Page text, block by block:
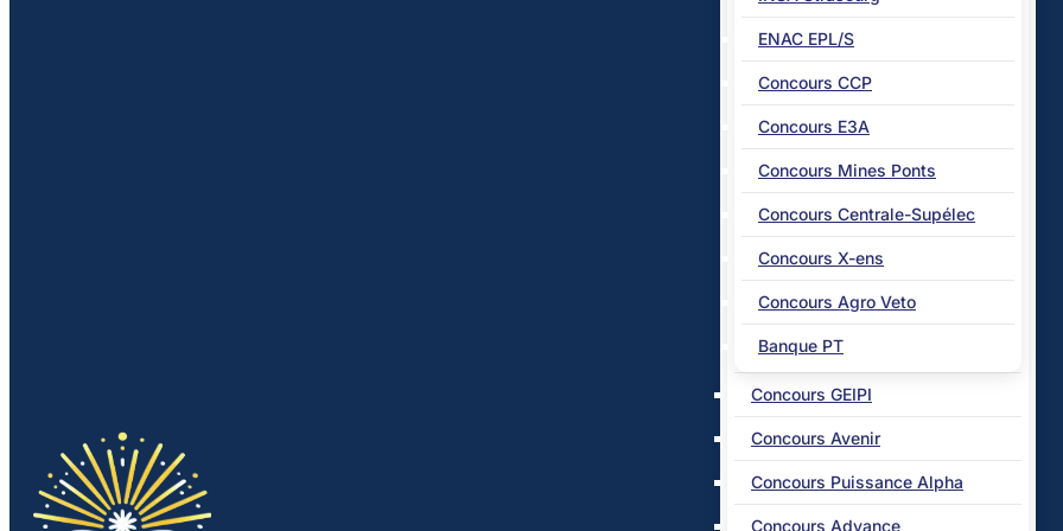
ENAC EPL/S
Concours CCP
Concours E3A
Concours Mines Ponts
Concours Centrale-Supélec
Concours X-ens
Concours Agro Veto
Banque PT
Concours GEIPI
Concours Avenir
Concours Puissance Alpha
Concours Advance